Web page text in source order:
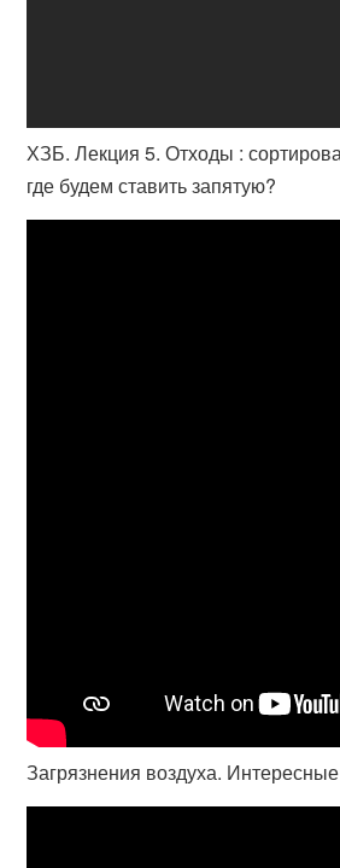
ХЗБ. Лекция 5. Отходы :
где будем ставить запятую?
Загрязнения воздуха.